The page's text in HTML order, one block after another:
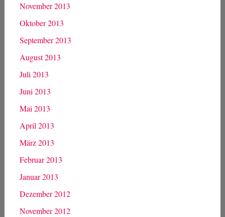
November 2013
Oktober 2013
September 2013
August 2013
Juli 2013
Juni 2013
Mai 2013
April 2013
März 2013
Februar 2013
Januar 2013
Dezember 2012
November 2012